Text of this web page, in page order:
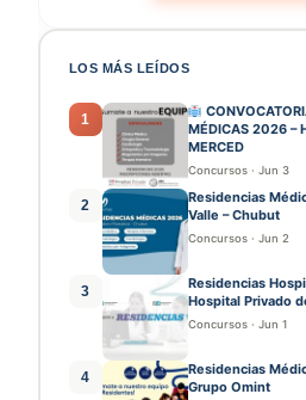
LOS MÁS LEÍDOS
1
MÉDICAS 2026 –
MERCED
Concursos · Jun 3
2
Residencias
Valle – Chubut
Concursos · Jun 2
3
Residencias
Hospital Privado
Concursos · Jun 1
4
Residencias
Grupo Omint